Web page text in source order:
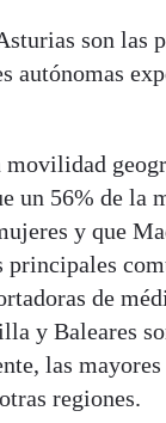
son las
autónomas
movilidad
un 56% de la
y que
principales
de
y Baleares
las mayores
regiones.